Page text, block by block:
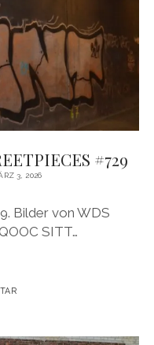
#729
3, 2026
Bilder von WDS
SITT…